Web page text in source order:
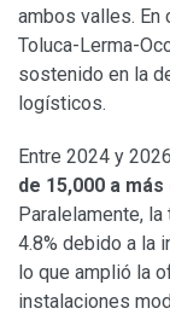
ambos valles. En
Toluca-Lerma-
sostenido en la
logísticos.
Entre 2024 y
de 15,000 a
Paralelamente,
4.8% debido a la
lo que amplió la
instalaciones